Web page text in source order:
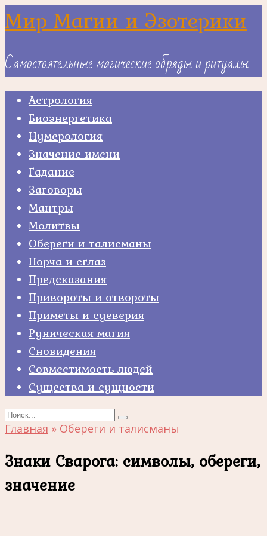
Skip
to
Мир Магии и Эзотерики
Самостоятельные магические обряды и ритуалы
Астрология
Биоэнергетика
Нумерология
Значение имени
Гадание
Заговоры
Мантры
Молитвы
Обереги и талисманы
Порча и сглаз
Предсказания
Привороты и отвороты
Приметы и суеверия
Руническая магия
Сновидения
Совместимость людей
Существа и сущности
Search
for:
Главная » Обереги и талисманы
Знаки Сварога: символы, обереги,
значение